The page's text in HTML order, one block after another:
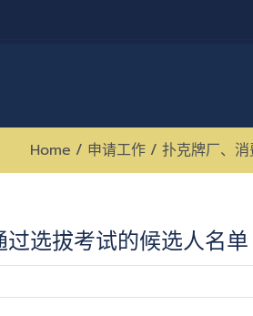
Home / 申请工作 / 扑克牌厂、
选拔考试的候选人名单